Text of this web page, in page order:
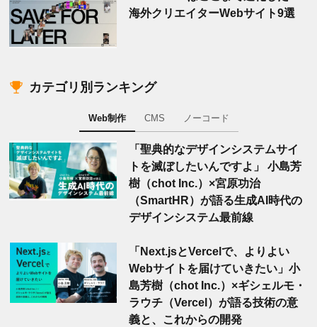
海外クリエイターWebサイト9選
カテゴリ別ランキング
Web制作 CMS ノーコード
「聖典的なデザインシステムサイ
トを滅ぼしたいんですよ」 小島芳
樹（chot Inc.）×宮原功治
（SmartHR）が語る生成AI時代の
デザインシステム最前線
「Next.jsとVercelで、よりよい
Webサイトを届けていきたい」小
島芳樹（chot Inc.）×ギシェルモ・
ラウチ（Vercel）が語る技術の意
義と、これからの開発